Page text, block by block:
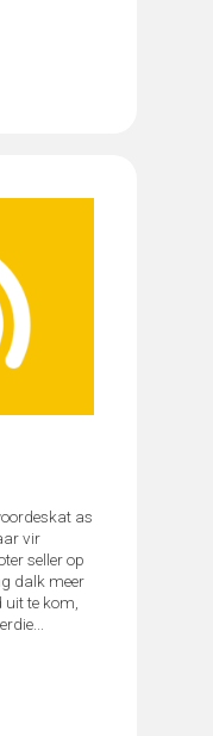
as
vir
seller op
dalk meer
te kom,